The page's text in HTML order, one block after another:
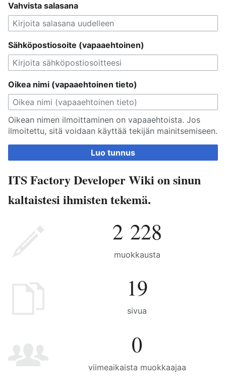
Vahvista salasana
Sähköpostiosoite (vapaaehtoinen)
Oikea nimi (vapaaehtoinen tieto)
Oikean nimen ilmoittaminen on vapaaehtoista. Jos
ilmoitettu, sitä voidaan käyttää tekijän mainitsemiseen.
Luo tunnus
ITS Factory Developer Wiki on sinun
kaltaistesi ihmisten tekemä.
2 228
muokkausta
19
sivua
0
viimeaikaista muokkaajaa